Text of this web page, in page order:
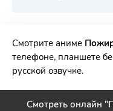
Смотрите аниме
телефоне, планшете
русской озвучке.
Смотреть онлайн